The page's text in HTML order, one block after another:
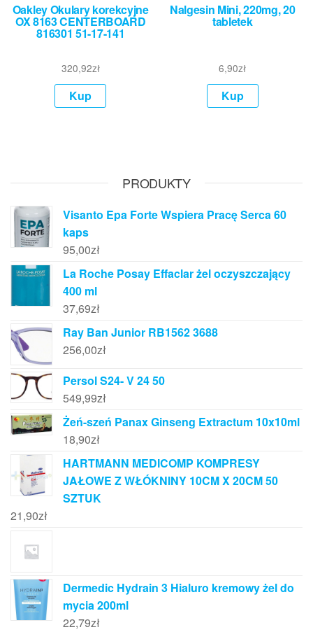
Oakley Okulary korekcyjne
OX 8163 CENTERBOARD
816301 51-17-141
320,92zł
Kup
Nalgesin Mini, 220mg, 20
tabletek
6,90zł
Kup
PRODUKTY
Visanto Epa Forte Wspiera Pracę Serca 60
kaps
95,00zł
La Roche Posay Effaclar żel oczyszczający
400 ml
37,69zł
Ray Ban Junior RB1562 3688
256,00zł
Persol S24- V 24 50
549,99zł
Żeń-szeń Panax Ginseng Extractum 10x10ml
18,90zł
HARTMANN MEDICOMP KOMPRESY
JAŁOWE Z WŁÓKNINY 10CM X 20CM 50
SZTUK
21,90zł
Dermedic Hydrain 3 Hialuro kremowy żel do
mycia 200ml
22,79zł